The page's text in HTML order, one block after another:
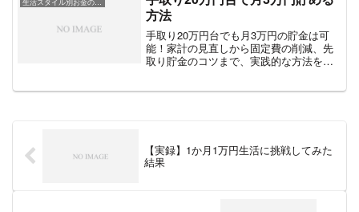
方法
手取り20万円台でも月3万円の貯金は可
能！家計の見直しから固定費の削減、先
取り貯金のコツまで、実践的な方法をわ
【実録】1か月1万円生活に挑戦してみた
結果